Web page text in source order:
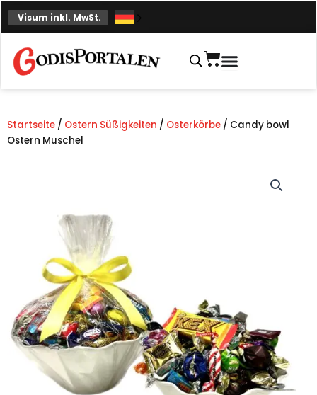
Zum
Inhalt
Visum inkl. MwSt.
Einkaufskorb
Startseite / Ostern Süßigkeiten / Osterkörbe / Candy bowl
Ostern Muschel